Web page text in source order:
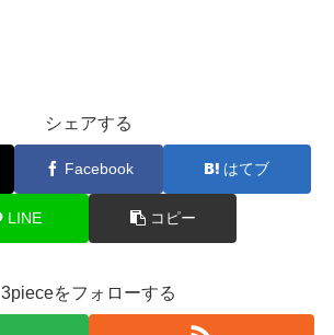
シェアする
Facebook はてブ
LINE コピー
3pieceをフォローする